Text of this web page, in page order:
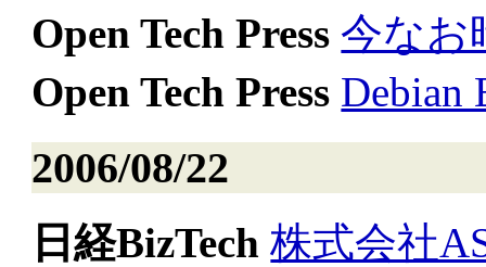
Open Tech Press 今なお
Open Tech Press Debian
2006/08/22
日経BizTech 株式会社